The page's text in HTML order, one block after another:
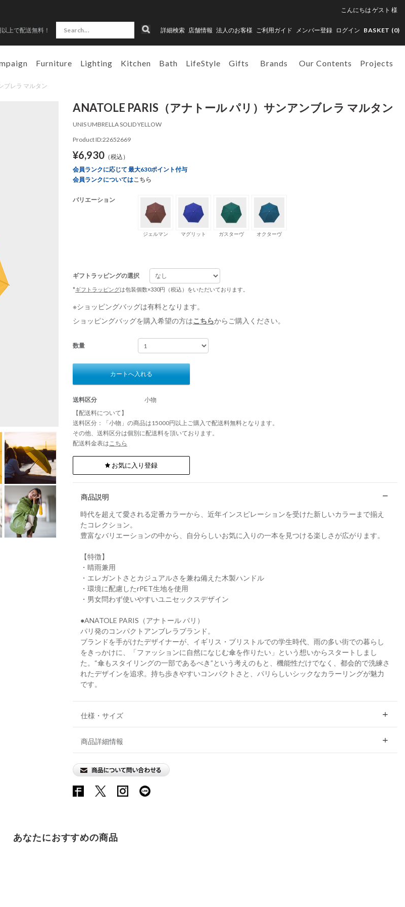
こんにちは ゲスト 様
上で配送無料！ 詳細検索 店舗情報 法人のお客様 ご利用ガイド メンバー登録 ログイン BASKET (0)
Furniture Lighting Kitchen Bath LifeStyle Gifts Brands Our Contents Projects
ブレラ マルタン
ANATOLE PARIS（アナトール パリ）サンアンブレラ マルタン
UNIS UMBRELLA SOLID YELLOW
Product ID:22652669
¥6,930（税込）
会員ランクに応じて 最大630ポイント付与
会員ランクについてはこちら
バリエーション
ジェルマン マグリット ガスターヴ オクターヴ
ギフトラッピングの選択
*ギフトラッピングは包装個数×330円（税込）をいただいております。
※ショッピングバッグは有料となります。
ショッピングバッグを購入希望の方はこちらからご購入ください。
数量
カートへ入れる
送料区分
小物
【配送料について】
送料区分：「小物」の商品は15000円以上ご購入で配送料無料となります。
その他、送料区分は個別に配送料を頂いております。
配送料金表はこちら
お気に入り登録
商品説明
時代を超えて愛される定番カラーから、近年インスピレーションを受けた新しいカラーまで揃え
たコレクション。
豊富なバリエーションの中から、自分らしいお気に入りの一本を見つける楽しさが広がります。
【特徴】
・晴雨兼用
・エレガントさとカジュアルさを兼ね備えた木製ハンドル
・環境に配慮したrPET生地を使用
・男女問わず使いやすいユニセックスデザイン
●ANATOLE PARIS（アナトール パリ）
パリ発のコンパクトアンブレラブランド。
ブランドを手がけたデザイナーが、イギリス・ブリストルでの学生時代、雨の多い街での暮らし
をきっかけに、「ファッションに自然になじむ傘を作りたい」という想いからスタートしまし
た。“傘もスタイリングの一部であるべき”という考えのもと、機能性だけでなく、都会的で洗練さ
れたデザインを追求。持ち歩きやすいコンパクトさと、パリらしいシックなカラーリングが魅力
です。
仕様・サイズ
商品詳細情報
あなたにおすすめの商品